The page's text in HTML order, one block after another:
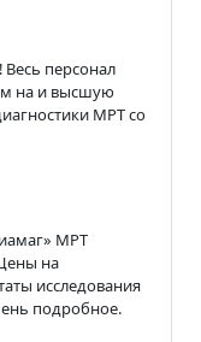
персонал
на и высшую
МРТ со
МРТ
на
исследования
подробное.